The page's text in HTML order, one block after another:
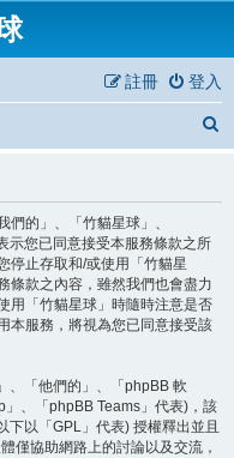
登入
註冊
的」、「竹貓星球」、
示您已同意接受本服務條款之所
停止存取和/或使用「竹貓星
條款之內容，雖然我們也會盡力
用「竹貓星球」時隨時注意是否
本服務，將視為您已同意接受該
、「他們的」、「phpBB 軟
、「phpBB Teams」代表)，該
下以「GPL」代表) 授權釋出並且
僅協助網路上的討論以及交流，